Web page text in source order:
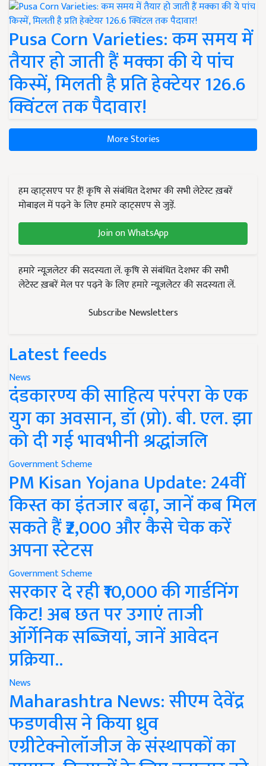
Pusa Corn Varieties: कम समय में
तैयार हो जाती हैं मक्का की ये पांच
किस्में, मिलती है प्रति हेक्टेयर 126.6
क्विंटल तक पैदावार!
More Stories
हम व्हाट्सएप पर हैं! कृषि से संबंधित देशभर की सभी लेटेस्ट ख़बरें
मोबाइल में पढ़ने के लिए हमारे व्हाट्सएप से जुड़ें.
Join on WhatsApp
हमारे न्यूज़लेटर की सदस्यता लें. कृषि से संबंधित देशभर की सभी
लेटेस्ट ख़बरें मेल पर पढ़ने के लिए हमारे न्यूज़लेटर की सदस्यता लें.
Subscribe Newsletters
Latest feeds
News
दंडकारण्य की साहित्य परंपरा के एक
युग का अवसान, डॉ (प्रो). बी. एल. झा
को दी गई भावभीनी श्रद्धांजलि
Government Scheme
PM Kisan Yojana Update: 24वीं
किस्त का इंतजार बढ़ा, जानें कब मिल
सकते हैं ₹2,000 और कैसे चेक करें
अपना स्टेटस
Government Scheme
सरकार दे रही ₹10,000 की गार्डनिंग
किट! अब छत पर उगाएं ताजी
ऑर्गेनिक सब्जियां, जानें आवेदन
प्रक्रिया..
News
Maharashtra News: सीएम देवेंद्र
फडणवीस ने किया ध्रुव
एग्रीटेक्नोलॉजीज के संस्थापकों का